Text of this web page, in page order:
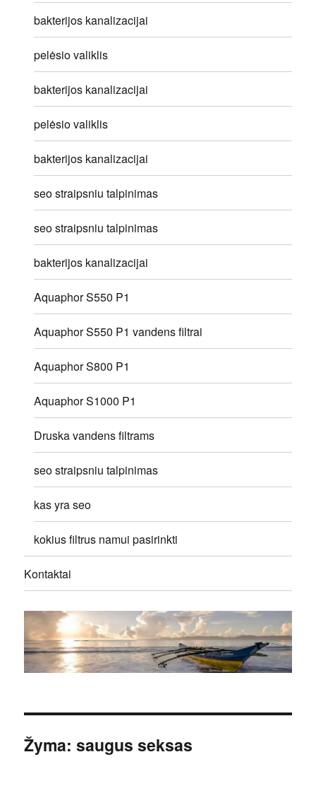
bakterijos kanalizacijai
pelėsio valiklis
bakterijos kanalizacijai
pelėsio valiklis
bakterijos kanalizacijai
seo straipsniu talpinimas
seo straipsniu talpinimas
bakterijos kanalizacijai
Aquaphor S550 P1
Aquaphor S550 P1 vandens filtrai
Aquaphor S800 P1
Aquaphor S1000 P1
Druska vandens filtrams
seo straipsniu talpinimas
kas yra seo
kokius filtrus namui pasirinkti
Kontaktai
Žyma:saugus seksas